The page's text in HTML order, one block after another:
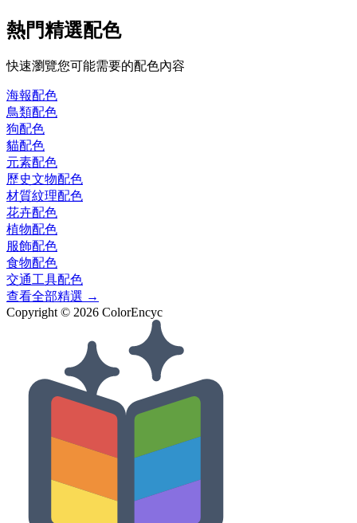
熱門精選配色
快速瀏覽您可能需要的配色內容
海報配色
鳥類配色
狗配色
貓配色
元素配色
歷史文物配色
材質紋理配色
花卉配色
植物配色
服飾配色
食物配色
交通工具配色
查看全部精選 →
Copyright © 2026 ColorEncyc